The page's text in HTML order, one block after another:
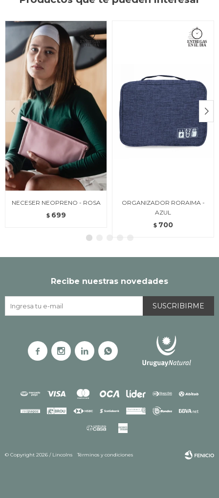
NECESER NEOPRENO - ROSA
$ 699
ORGANIZADOR RORAIMA -
AZUL
$ 700
Recibe nuestras novedades
SUSCRIBIRME
   
© Copyright 2026 / Lincolns Términos y condiciones